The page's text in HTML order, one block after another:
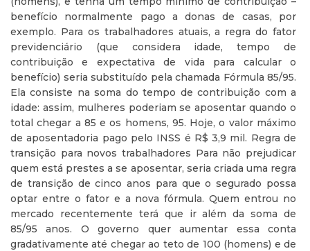
benefício normalmente pago a donas de casas, por
exemplo. Para os trabalhadores atuais, a regra do fator
previdenciário (que considera idade, tempo de
contribuição e expectativa de vida para calcular o
benefício) seria substituído pela chamada Fórmula 85/95.
Ela consiste na soma do tempo de contribuição com a
idade: assim, mulheres poderiam se aposentar quando o
total chegar a 85 e os homens, 95. Hoje, o valor máximo
de aposentadoria pago pelo INSS é R$ 3,9 mil. Regra de
transição para novos trabalhadores Para não prejudicar
quem está prestes a se aposentar, seria criada uma regra
de transição de cinco anos para que o segurado possa
optar entre o fator e a nova fórmula. Quem entrou no
mercado recentemente terá que ir além da soma de
85/95 anos. O governo quer aumentar essa conta
gradativamente até chegar ao teto de 100 (homens) e de